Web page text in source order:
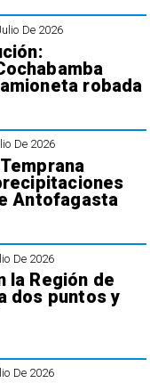
De 2026
robada
De 2026
Antofagasta
De 2026
la Región de
dos puntos y
De 2026